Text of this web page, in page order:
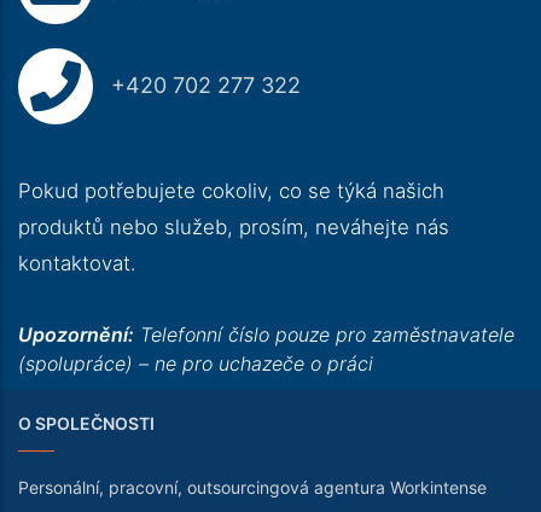
+420 702 277 322
Pokud potřebujete cokoliv, co se týká našich
produktů nebo služeb, prosím, neváhejte nás
kontaktovat.
Upozornění: Telefonní číslo pouze pro zaměstnavatele
(spolupráce) – ne pro uchazeče o práci
O SPOLEČNOSTI
Personální, pracovní, outsourcingová agentura Workintense